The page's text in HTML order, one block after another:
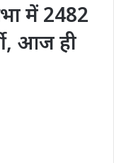
में 2482
आज ही